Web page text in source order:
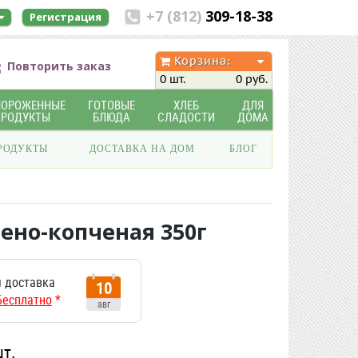
+7 (812) 309-18-38
Регистрация
Повторить заказ
Корзина:
0 шт.
0 руб.
ГОТОВЫЕ
БЛЮДА
ХЛЕБ
СЛАДОСТИ
ДЛЯ
ДОМА
ДОСТАВКА НА ДОМ БЛОГ
копченая 350г
*
10
авг